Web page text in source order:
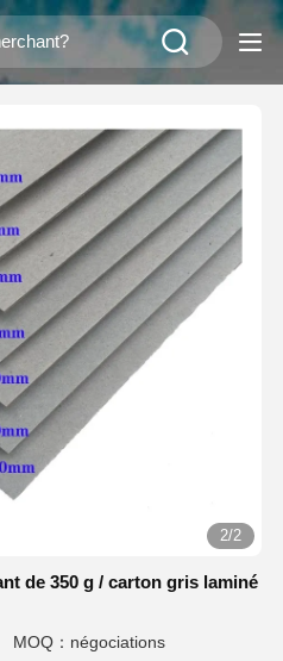
2/2
de 350 g / carton gris laminé
MOQ：négociations